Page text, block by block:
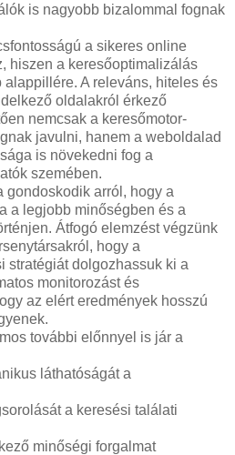
is nagyobb bizalommal fognak
a sikeres online
hiszen a keresőoptimalizálás
A releváns, hiteles és
oldalakról érkező
nemcsak a keresőmotor-
javulni, hanem a weboldalad
is növekedni fog a
szemében.
gondoskodik arról, hogy a
a legjobb minőségben és a
Átfogó elemzést végzünk
hogy a
stratégiát dolgozhassuk ki a
monitorozást és
az elért eredmények hosszú
további előnnyel is jár a
láthatóságát a
a keresési találati
minőségi forgalmat